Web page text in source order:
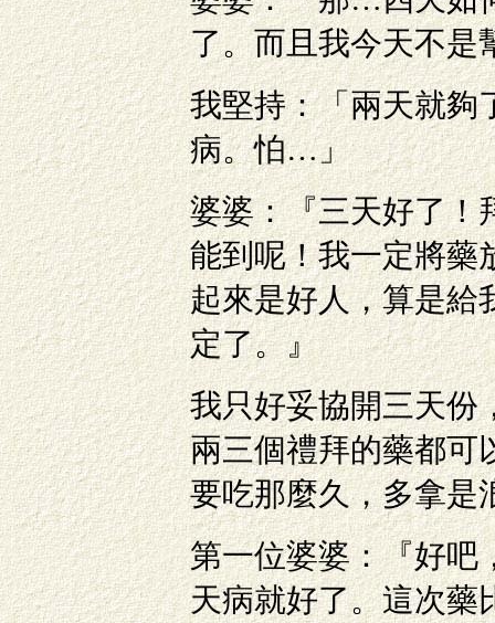
了。而且我今天不是
我堅持：「兩天就夠
病。怕…」
婆婆：『三天好了！
能到呢！我一定將藥
起來是好人，算是給
定了。』
我只好妥協開三天份
兩三個禮拜的藥都可
要吃那麼久，多拿是
第一位婆婆：『好吧
天病就好了。這次藥